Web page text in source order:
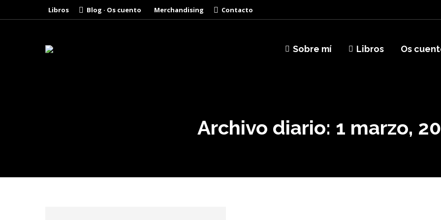
Libros Blog · Os cuento Merchandising Contacto
Sobre mí Libros Os
Archivo diario: 1 marzo,